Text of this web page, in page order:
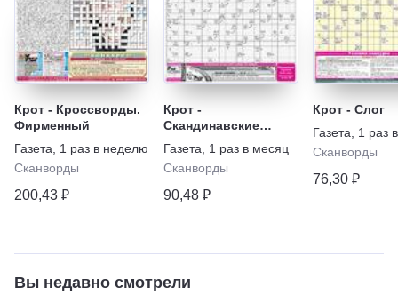
Крот - Кроссворды.
Фирменный
Газета
1 раз в неделю
Сканворды
200,43 ₽
Крот -
Скандинавские
кроссворды.
Спецвыпуск
Газета
1 раз в месяц
Сканворды
90,48 ₽
Крот - Слог
Газета
1 раз
Сканворды
76,30 ₽
Вы недавно смотрели